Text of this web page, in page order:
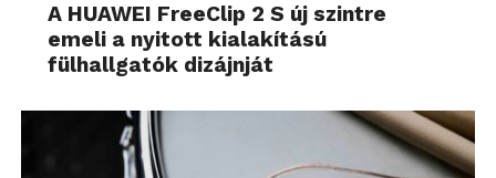
A HUAWEI FreeClip 2 S új szintre
emeli a nyitott kialakítású
fülhallgatók dizájnját